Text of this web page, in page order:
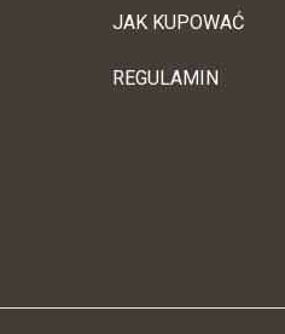
JAK KUPOWAĆ
REGULAMIN